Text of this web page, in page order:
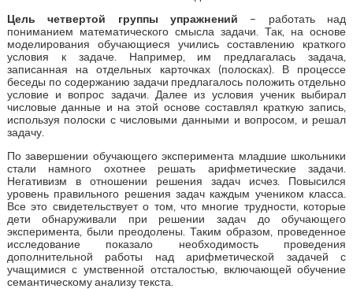
Цель четвертой группы упражнений – работать над
пониманием математического смысла задачи. Так, на основе
моделирования обучающиеся учились составлению краткого
условия к задаче. Например, им предлагалась задача,
записанная на отдельных карточках (полосках). В процессе
беседы по содержанию задачи предлагалось положить отдельно
условие и вопрос задачи. Далее из условия ученик выбирал
числовые данные и на этой основе составлял краткую запись,
используя полоски с числовыми данными и вопросом, и решал
задачу.
По завершении обучающего эксперимента младшие школьники
стали намного охотнее решать арифметические задачи.
Негативизм в отношении решения задач исчез. Повысился
уровень правильного решения задач каждым учеником класса.
Все это свидетельствует о том, что многие трудности, которые
дети обнаруживали при решении задач до обучающего
эксперимента, были преодолены. Таким образом, проведенное
исследование показало необходимость проведения
дополнительной работы над арифметической задачей с
учащимися с умственной отсталостью, включающей обучение
семантическому анализу текста.